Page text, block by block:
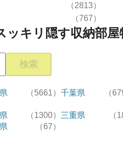
（2813）
（767）
ッキリ隠す収納部
検索
（5661）千葉県 （
（1300） 三重県 （
（67）